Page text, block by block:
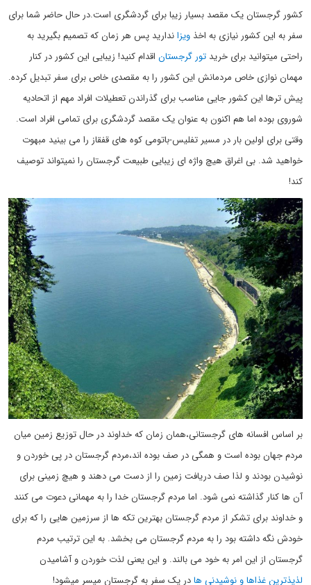
کشور گرجستان یک مقصد بسیار زیبا برای گردشگری است.در حال حاضر شما برای
سفر به این کشور نیازی به اخذ ویزاندارید پس هر زمان که تصمیم بگیرید به
راحتی میتوانید برای خرید تور گرجستان اقدام کنید! زیبایی این کشور در کنار
مهمان نوازی خاص مردمانش این کشور را به مقصدی خاص برای سفر تبدیل کرده.
پیش ترها این کشور جایی مناسب برای گذراندن تعطیلات افراد مهم از اتحادیه
شوروی بوده اما هم اکنون به عنوان یک مقصد گردشگری برای تمامی افراد است.
وقتی برای اولین بار در مسیر تفلیس-باتومی کوه های قفقاز را می بینید مبهوت
خواهید شد. بی اغراق هیچ واژه ای زیبایی طبیعت گرجستان را نمیتواند توصیف
کند!
بر اساس افسانه های گرجستانی،همان زمان که خداوند در حال توزیع زمین میان
مردم جهان بوده است و همگی در صف بوده اند،مردم گرجستان در پی خوردن و
نوشیدن بودند و لذا صف دریافت زمین را از دست می دهند و هیچ زمینی برای
آن ها کنار گذاشته نمی شود. اما مردم گرجستان خدا را به مهمانی دعوت می کنند
و خداوند برای تشکر از مردم گرجستان بهترین تکه ها از سرزمین هایی را که برای
خودش نگه داشته بود را به مردم گرجستان می بخشد. به این ترتیب مردم
گرجستان از این امر به خود می بالند. و این یعنی لذت خوردن و آشامیدن
لذیذترین غذاها و نوشیدنی هادر یک سفر به گرجستان میسر میشود!